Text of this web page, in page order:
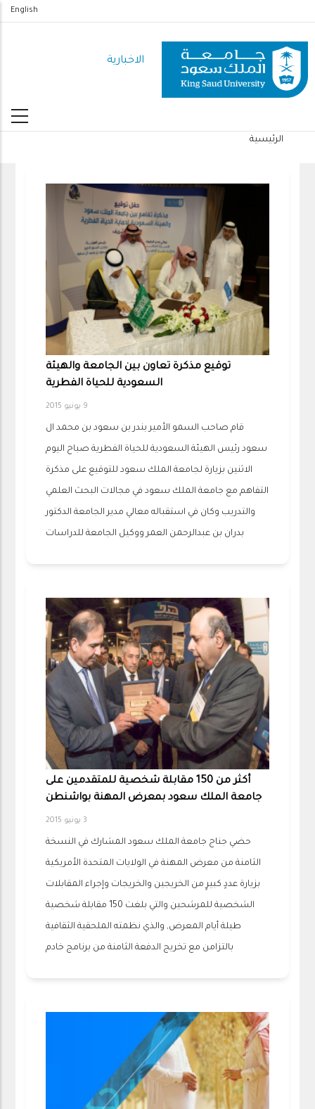
المحتوى
الرئيسي
English
الاخبارية
الرئيسية
توقيع مذكرة تعاون بين الجامعة والهيئة
السعودية للحياة الفطرية
9 يونيو 2015
قام صاحب السمو الأمير بندر بن سعود بن محمد ال
سعود رئيس الهيئة السعودية للحياة الفطرية صباح اليوم
الاثنين بزيارة لجامعة الملك سعود للتوقيع على مذكرة
التفاهم مع جامعة الملك سعود في مجالات البحث العلمي
والتدريب وكان في استقباله معالي مدير الجامعة الدكتور
بدران بن عبدالرحمن العمر ووكيل الجامعة للدراسات
أكثر من 150 مقابلة شخصية للمتقدمين على
جامعة الملك سعود بمعرض المهنة بواشنطن
3 يونيو 2015
حضي جناح جامعة الملك سعود المشارك في النسخة
الثامنة من معرض المهنة في الولايات المتحدة الأمريكية
بزيارة عددٍ كبيرٍ من الخريجين والخريجات وإجراء المقابلات
الشخصية للمرشحين والتي بلغت 150 مقابلة شخصية
طيلة أيام المعرض, والذي نظمته الملحقية الثقافية
بالتزامن مع تخريج الدفعة الثامنة من برنامج خادم